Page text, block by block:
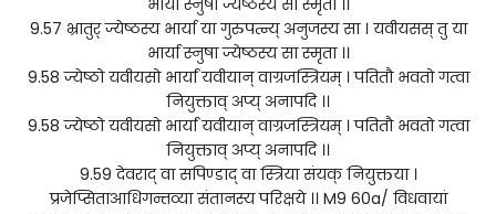
9.57 भ्रातुर् ज्येष्ठस्य भार्या या गुरुपत्न्य् अनुजस्य सा । यवीयसस् तु या
भार्या स्नुषा ज्येष्ठस्य सा स्मृता ।।
9.58 ज्येष्ठो यवीयसो भार्यां यवीयान् वाग्रजस्त्रियम् । पतितौ भवतो गत्वा
नियुक्ताव् अप्य् अनापदि ।।
9.58 ज्येष्ठो यवीयसो भार्यां यवीयान् वाग्रजस्त्रियम् । पतितौ भवतो गत्वा
नियुक्ताव् अप्य् अनापदि ।।
9.59 देवराद् वा सपिण्डाद् वा स्त्रिया संयक् नियुक्तया ।
प्रजेप्सिताआधिगन्तव्या संतानस्य परिक्षये ।। M9 60a/ विधवायां